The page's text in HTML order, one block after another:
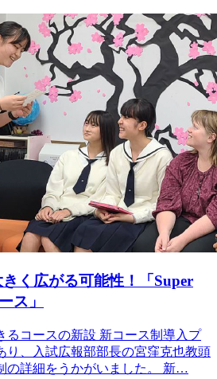
く広がる可能性！「Super
ス」
るコースの新設 新コース制導入プ
り、入試広報部部長の宮窪克也教頭
の詳細をうかがいました。 新…